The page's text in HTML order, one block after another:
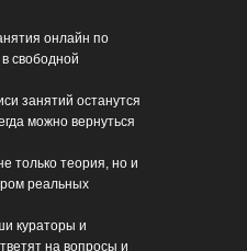
онлайн по
свободной
занятий останутся
можно вернуться
только теория, но и
реальных
кураторы и
на вопросы и